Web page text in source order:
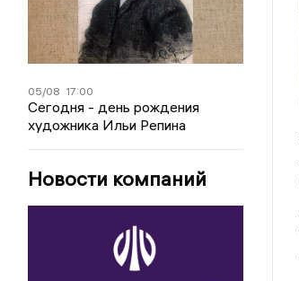
05/08 17:00
Сегодня - день рождения
художника Ильи Репина
Новости компаний